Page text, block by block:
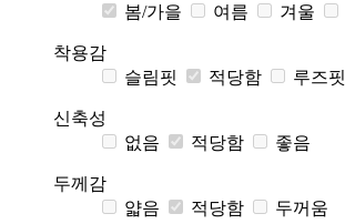
봄/가을
여름 겨울
착용감
슬림핏
적당함 루즈핏
신축성
없음
적당함 좋음
두께감
얇음
적당함 두꺼움